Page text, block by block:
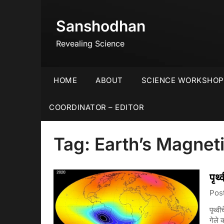
Sanshodhan
Revealing Science
HOME ABOUT SCIENCE
COORDINATOR – EDITOR
Tag: Earth’s
गेले